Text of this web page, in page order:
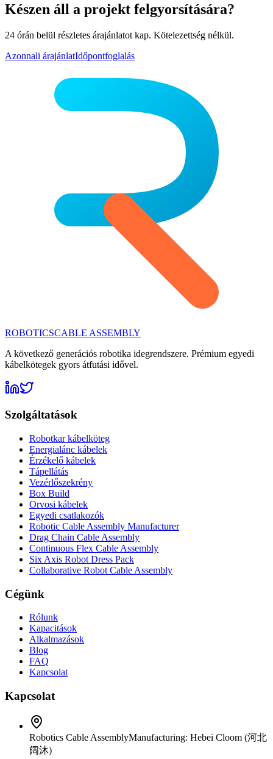
Készen áll a projekt felgyorsítására?
24 órán belül részletes árajánlatot kap. Kötelezettség nélkül.
Azonnali árajánlatIdőpontfoglalás
ROBOTICSCABLE ASSEMBLY
A következő generációs robotika idegrendszere. Prémium egyedi
kábelkötegek gyors átfutási idővel.
Szolgáltatások
Robotkar kábelköteg
Energialánc kábelek
Érzékelő kábelek
Tápellátás
Vezérlőszekrény
Box Build
Orvosi kábelek
Egyedi csatlakozók
Robotic Cable Assembly Manufacturer
Drag Chain Cable Assembly
Continuous Flex Cable Assembly
Six Axis Robot Dress Pack
Collaborative Robot Cable Assembly
Cégünk
Rólunk
Kapacitások
Alkalmazások
Blog
FAQ
Kapcsolat
Kapcsolat
Robotics Cable AssemblyManufacturing: Hebei Cloom (河北
阔沐)